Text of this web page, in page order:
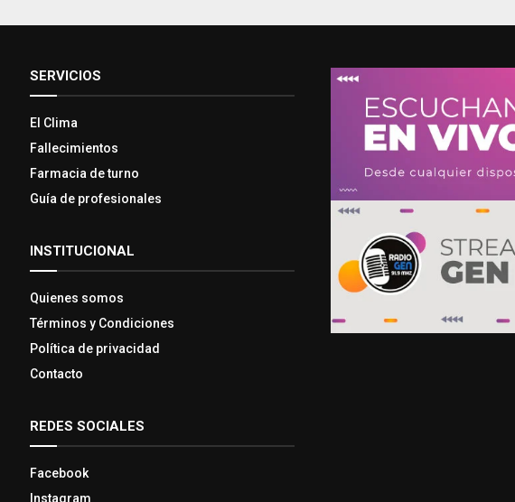
SERVICIOS
El Clima
Fallecimientos
Farmacia de turno
Guía de profesionales
INSTITUCIONAL
Quienes somos
Términos y Condiciones
Política de privacidad
Contacto
REDES SOCIALES
Facebook
Instagram